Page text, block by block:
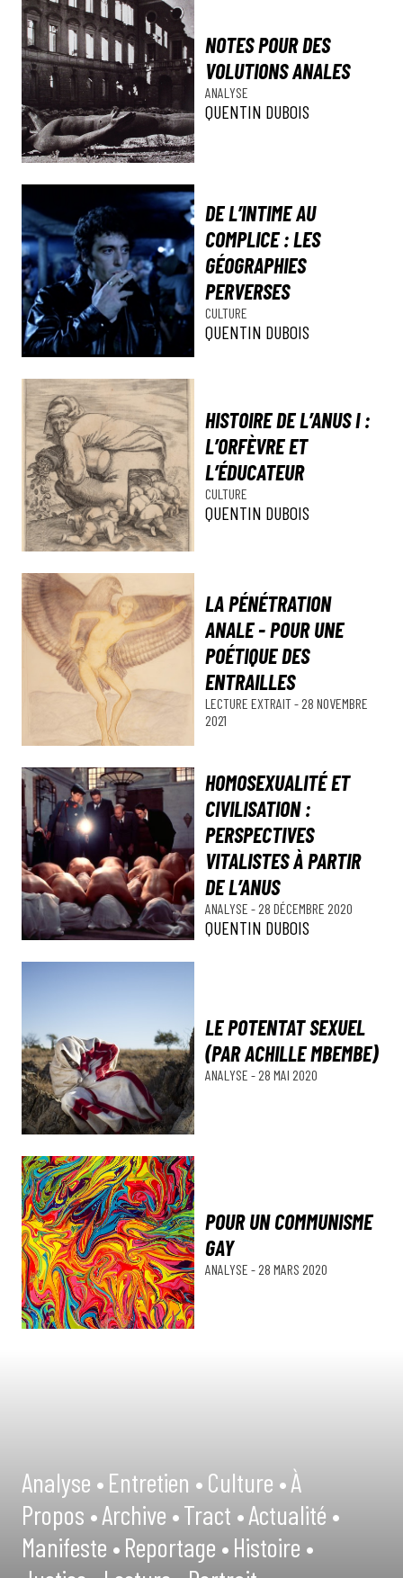
NOTES POUR DES
VOLUTIONS ANALES
ANALYSE
QUENTIN DUBOIS
DE L’INTIME AU
COMPLICE : LES
GÉOGRAPHIES
PERVERSES
CULTURE
QUENTIN DUBOIS
HISTOIRE DE L’ANUS I :
L’ORFÈVRE ET
L’ÉDUCATEUR
CULTURE
QUENTIN DUBOIS
LA PÉNÉTRATION
ANALE - POUR UNE
POÉTIQUE DES
ENTRAILLES
LECTURE EXTRAIT- 28 NOVEMBRE
2021
HOMOSEXUALITÉ ET
CIVILISATION :
PERSPECTIVES
VITALISTES À PARTIR
DE L’ANUS
ANALYSE - 28 DÉCEMBRE 2020
QUENTIN DUBOIS
LE POTENTAT SEXUEL
(PAR ACHILLE MBEMBE)
ANALYSE - 28 MAI 2020
POUR UN COMMUNISME
GAY
ANALYSE - 28 MARS 2020
Analyse •Entretien •Culture •À
Propos •Archive •Tract •Actualité •
Manifeste •Reportage •Histoire •